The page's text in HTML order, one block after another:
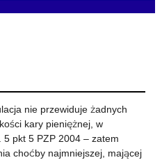
nie przewiduje żadnych
kary pieniężnej, w
pkt 5 PZP 2004 – zatem
choćby najmniejszej, mającej